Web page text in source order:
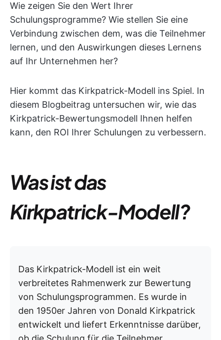
Wie zeigen Sie den Wert Ihrer
Schulungsprogramme? Wie stellen Sie eine
Verbindung zwischen dem, was die Teilnehmer
lernen, und den Auswirkungen dieses Lernens
auf Ihr Unternehmen her?
Hier kommt das Kirkpatrick-Modell ins Spiel. In
diesem Blogbeitrag untersuchen wir, wie das
Kirkpatrick-Bewertungsmodell Ihnen helfen
kann, den ROI Ihrer Schulungen zu verbessern.
Was ist das
Kirkpatrick-Modell?
Das Kirkpatrick-Modell ist ein weit
verbreitetes Rahmenwerk zur Bewertung
von Schulungsprogrammen. Es wurde in
den 1950er Jahren von Donald Kirkpatrick
entwickelt und liefert Erkenntnisse darüber,